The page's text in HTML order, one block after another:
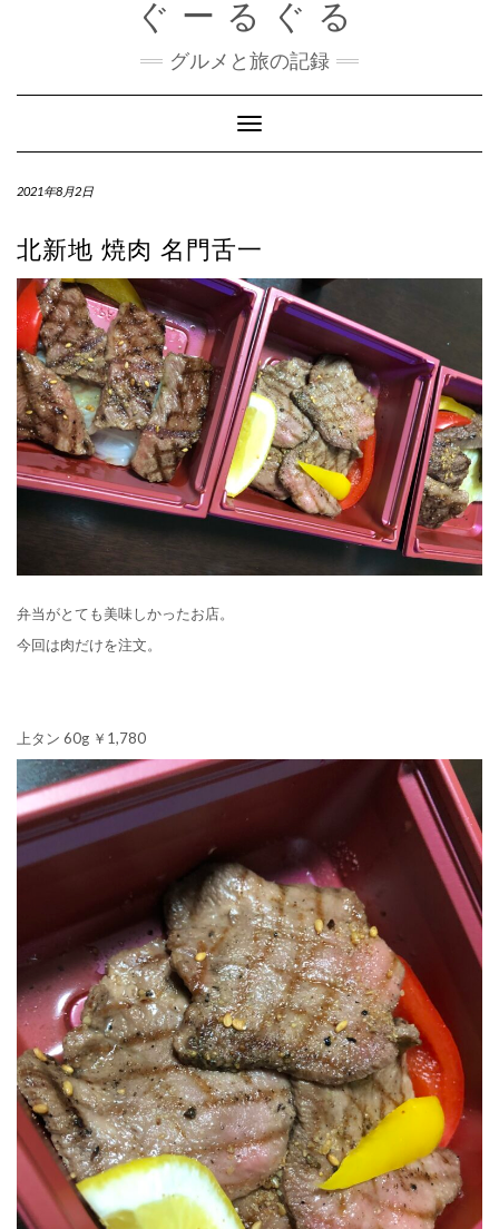
ぐーるぐる
グルメと旅の記録
Toggle
Navigation
2021年8月2日
北新地 焼肉 名門舌一
弁当がとても美味しかったお店。
今回は肉だけを注文。
上タン 60g ￥1,780